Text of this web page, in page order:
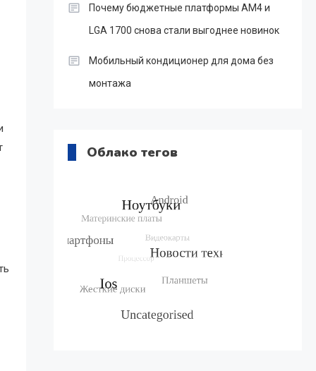
Почему бюджетные платформы AM4 и
LGA 1700 снова стали выгоднее новинок
Мобильный кондиционер для дома без
монтажа
Облако тегов